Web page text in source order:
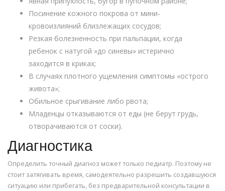
Посинение кожного покрова от мини-
кровоизлияний близлежащих сосудов;
Резкая болезненность при пальпации, когда
ребенок с натугой »до синевы» истерично
заходится в криках;
В случаях плотного ущемления симптомы «острого
живота»;
Обильное срыгивание либо рвота;
Младенцы отказываются от еды (не берут грудь,
отворачиваются от соски).
Диагностика
Определить точный диагноз может только педиатр. Поэтому не
стоит затягивать время, самодеятельно разрешить создавшуюся
ситуацию или прибегать, без предварительной консультации в